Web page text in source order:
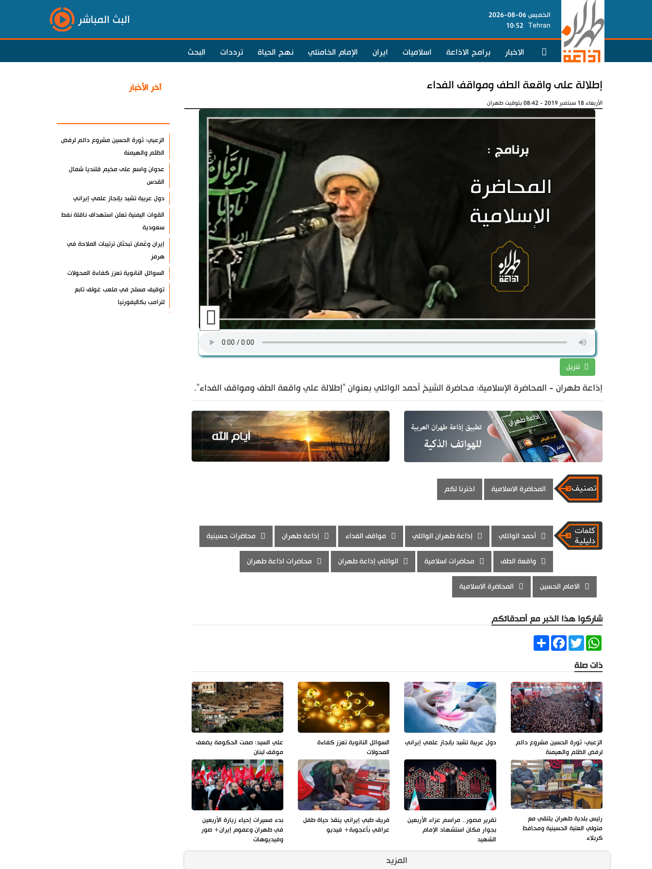
الخميس 06-08-2026
Tehran
10:52 البث المباشر
الاخبار برامج الاذاعة اسلاميات ايران الإمام الخامنئي نهج الحياة ترددات البحث
إطلالة على واقعة الطف ومواقف الفداء
الأربعاء 18 سبتمبر 2019 - 08:42 بتوقيت طهران
تنزيل
إذاعة طهران - المحاضرة الإسلامية: محاضرة الشيخ أحمد الوائلي بعنوان "إطلالة علي واقعة الطف ومواقف الفداء".
المحاضرة الاسلامية اخترنا لكم
أحمد الوائلي إذاعة طهران الوائلي مواقف الفداء إذاعة طهران محاضرات حسينية
واقعة الطف محاضرات اسلامية الوائلي إذاعة طهران محاضرات اذاعة طهران
الامام الحسين المحاضرة الاسلامية
شاركوا هذا الخبر مع أصدقائكم
ShareFacebookTwitter
WhatsApp
ذات صلة
الزعبي: ثورة الحسين مشروع دائم
لرفض الظلم والهيمنة
دول عربية تشيد بإنجاز علمي إيراني
السوائل النانوية تعزز كفاءة
المحولات
علي السيد: صمت الحكومة يضعف
موقف لبنان
رئيس بلدية طهران يلتقي مع
متولي العتبة الحسينية ومحافظ
كربلاء
تقرير مصور.. مراسم عزاء الأربعين
بجوار مكان استشهاد الإمام
الشهيد
فريق طبي إيراني ينقذ حياة طفل
عراقي بأعجوبة+ فيديو
بدء مسيرات إحياء زيارة الأربعين
في طهران وعموم إيران+ صور
وفيديوهات
المزيد
آخر الأخبار
الزعبي: ثورة الحسين مشروع دائم لرفض
الظلم والهيمنة
عدوان واسع على مخيم قلنديا شمال
القدس
دول عربية تشيد بإنجاز علمي إيراني
القوات اليمنية تعلن استهداف ناقلة نفط
سعودية
إيران وعُمان تبحثان ترتيبات الملاحة في
هرمز
السوائل النانوية تعزز كفاءة المحولات
توقيف مسلح في ملعب غولف تابع
لترامب بكاليفورنيا